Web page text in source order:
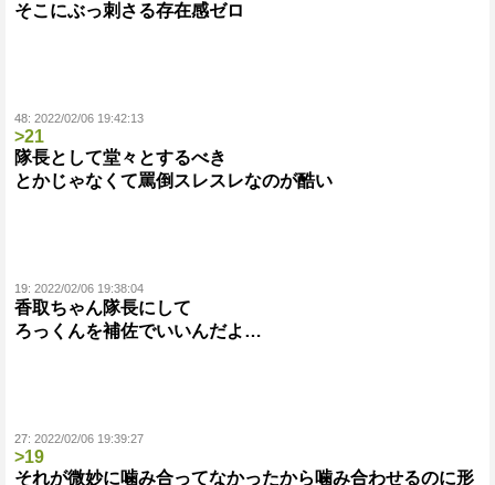
そこにぶっ刺さる存在感ゼロ
48: 2022/02/06 19:42:13
>21
隊長として堂々とするべき
とかじゃなくて罵倒スレスレなのが酷い
19: 2022/02/06 19:38:04
香取ちゃん隊長にして
ろっくんを補佐でいいんだよ…
27: 2022/02/06 19:39:27
>19
それが微妙に噛み合ってなかったから噛み合わせるのに形